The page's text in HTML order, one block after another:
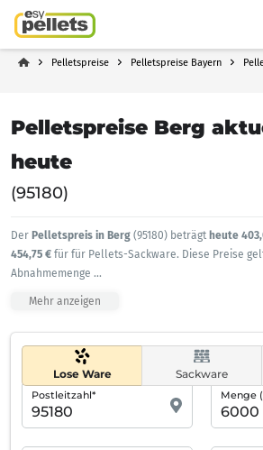
Pelletspreise Pelletspreise Bayern
Pelletspreise Berg
heute
(95180)
Der Pelletspreis in Berg (95180) beträgt heute
454,75 € für für Pellets-Sackware. Diese Preise
Abnahmemenge ...
Mehr anzeigen
Lose Ware Sackware
Postleitzahl* Menge